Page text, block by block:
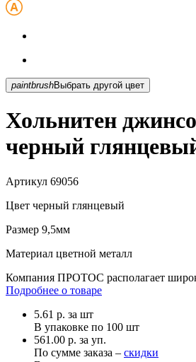
paintbrush Выбрать другой цвет
Хольнитен
черный
Артикул 69056
Цвет черный глянцевый
Размер 9,5мм
Материал цветной металл
Компания ПРОТОС располагает
Подробнее о товаре
5.61 р. за шт
В упаковке по 100 шт
561.00 р. за уп.
По сумме заказа – скидки